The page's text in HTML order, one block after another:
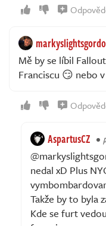
Mě by se líbil
Franciscu 😏 nebo
AspartusCZ
nedal xD Plus
Takže by to byla
Kde se furt